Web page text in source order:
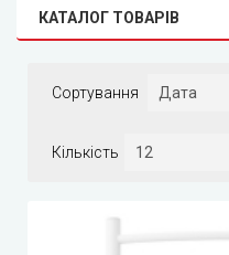
КАТАЛОГ ТОВАРІВ
Сортування
Кількість